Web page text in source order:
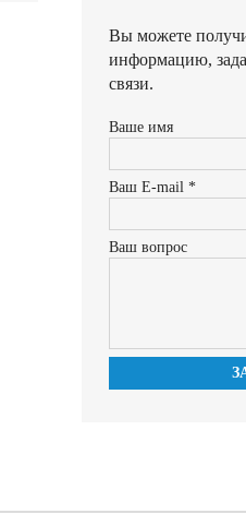
Вы можете
информацию,
связи.
Ваше имя
Ваш E-mail *
Ваш вопрос